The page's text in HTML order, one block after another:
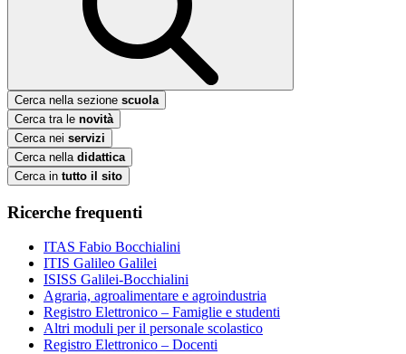
Cerca nella sezione scuola
Cerca tra le novità
Cerca nei servizi
Cerca nella didattica
Cerca in tutto il sito
Ricerche frequenti
ITAS Fabio Bocchialini
ITIS Galileo Galilei
ISISS Galilei-Bocchialini
Agraria, agroalimentare e agroindustria
Registro Elettronico – Famiglie e studenti
Altri moduli per il personale scolastico
Registro Elettronico – Docenti